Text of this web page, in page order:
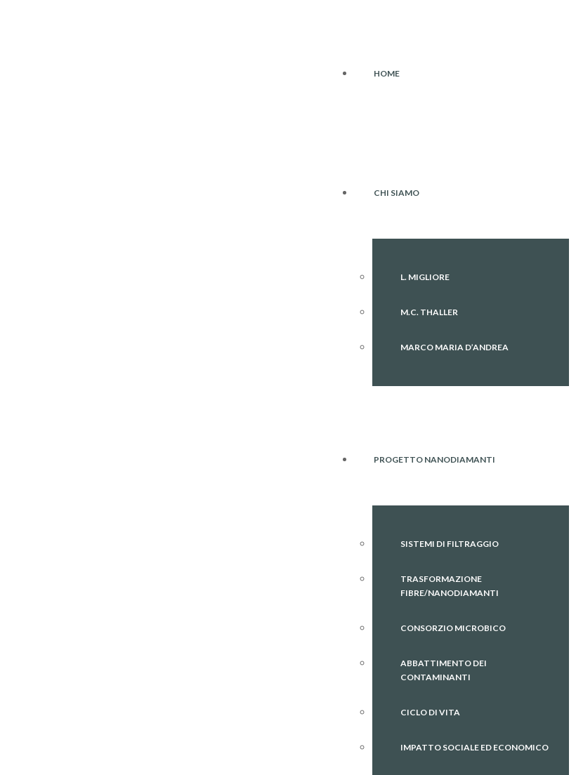
HOME
CHI SIAMO
L. MIGLIORE
M.C. THALLER
MARCO MARIA D’ANDREA
PROGETTO NANODIAMANTI
SISTEMI DI FILTRAGGIO
TRASFORMAZIONE
FIBRE/NANODIAMANTI
CONSORZIO MICROBICO
ABBATTIMENTO DEI
CONTAMINANTI
CICLO DI VITA
IMPATTO SOCIALE ED ECONOMICO